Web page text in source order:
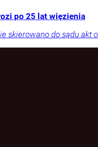
po 25 lat więzienia
skierowano do sądu